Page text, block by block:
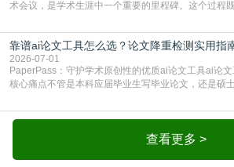
术会议，是学术生涯中一个重要的里程碑。这个过程
疑问：国际学术会议论文到底好不好发表？其价值和
AEIC学术交流中心小编就为大家介绍“国际学术会议论
文发表的相对优势与期刊论文相比，国际会议论文的发
靠谱ai论文工具怎么选？论文降重检测实用指
2026-07-01
PaperPass：守护学术原创性的优质ai论文工具ai论
核心痛点不管是本科应届毕业生写毕业论文，还是硕
自己逐句读逐句改，熬好几个大夜不说，还经常改不
率超标，再返工太折腾。现在有了成熟的ai论文工具
决。靠谱的ai论文工具，不止能帮你梳查看更多 >